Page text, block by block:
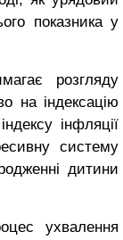
показника у
розгляду
на індексацію
інфляції
систему
дитини
ухвалення